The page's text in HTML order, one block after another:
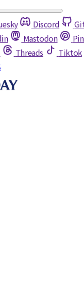
Discord
Mastodon
Threads Tiktok